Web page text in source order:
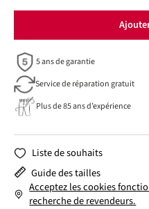
5 ans de garantie
Service de réparation gratuit
Plus de 85 ans d’expérience
Liste de souhaits
Guide des tailles
Acceptez les cookies
recherche de revendeurs.